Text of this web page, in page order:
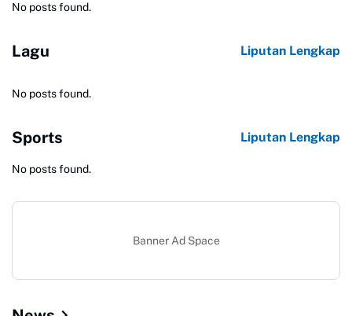
No posts found.
Lagu Liputan Lengkap
No posts found.
Sports Liputan Lengkap
No posts found.
Banner Ad Space